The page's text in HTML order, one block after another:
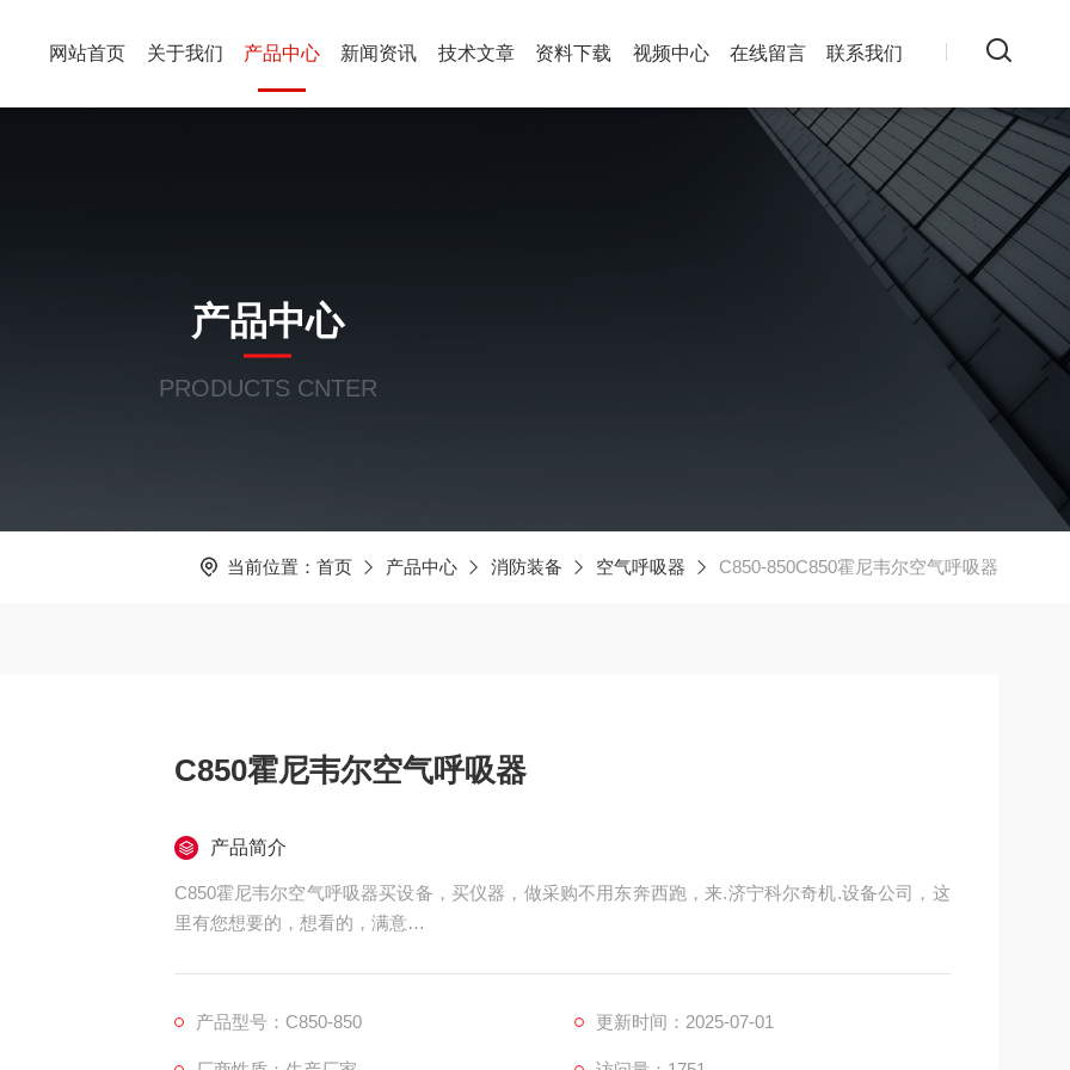
网站首页 关于我们 产品中心 新闻资讯 技术文章 资料下载 视频中心 在线留言 联系我们
产品中心
PRODUCTS CNTER
当前位置： 首页 产品中心 消防装备 空气呼吸器 C850-850C850霍尼韦尔空气呼吸器
C850霍尼韦尔空气呼吸器
产品简介
C850霍尼韦尔空气呼吸器买设备，买仪器，做采购不用东奔西跑，来.济宁科尔奇机.设备公司，这
里有您想要的，想看的，满意
科尔奇中国有限公司，销售各种国产，进口气体检测仪，气体报警器，所有产品公司提供质保一年,
产品型号：C850-850 更新时间：2025-07-01